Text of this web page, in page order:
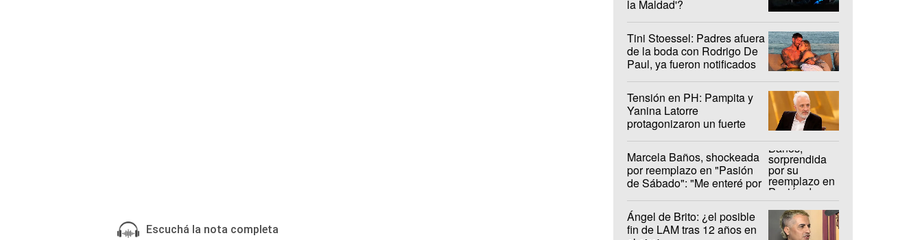
Escuchá la nota completa
la Maldad'?
Tini Stoessel: Padres afuera
de la boda con Rodrigo De
Paul, ya fueron notificados
Tensión en PH: Pampita y
Yanina Latorre
protagonizaron un fuerte
Marcela Baños, shockeada
por reemplazo en "Pasión
de Sábado": "Me enteré por
Ángel de Brito: ¿el posible
fin de LAM tras 12 años en